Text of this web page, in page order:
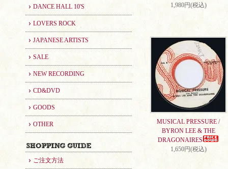
DANCE HALL 10'S
LOVERS ROCK
JAPANESE ARTISTS
SALE
NEW RECORDING
CD&DVD
GOODS
OTHER
ご注文方法
1,980円(税込)
MUSICAL PRESSURE /
BYRON LEE & THE
DRAGONAIRES
1,650円(税込)